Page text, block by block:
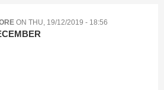
ON THU, 19/12/2019 - 18:56